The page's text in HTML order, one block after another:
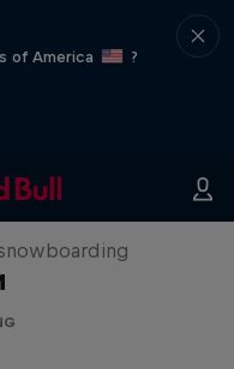
of America
?
Guseli